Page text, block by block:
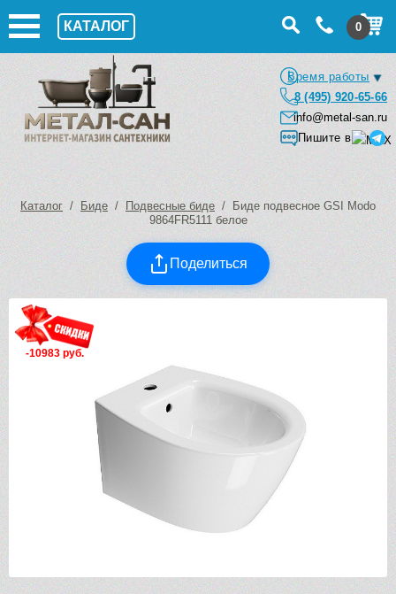
КАТАЛОГ 0
Время работы
8 (495) 920-65-66
info@metal-san.ru
Пишите в
Каталог / Биде / Подвесные биде / Биде подвесное GSI Modo
9864FR5111 белое
Поделиться
-10983 руб.